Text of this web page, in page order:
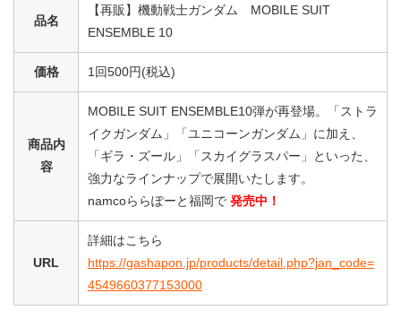
品名
【再販】機動戦士ガンダム MOBILE SUIT
ENSEMBLE 10
価格 1回500円(税込)
商品内
容
MOBILE SUIT ENSEMBLE10弾が再登場。「ストラ
イクガンダム」「ユニコーンガンダム」に加え、
「ギラ・ズール」「スカイグラスパー」といった、
強力なラインナップで展開いたします。
namcoららぽーと福岡で 発売中！
URL
詳細はこちら
https://gashapon.jp/products/detail.php?jan_code=
4549660377153000